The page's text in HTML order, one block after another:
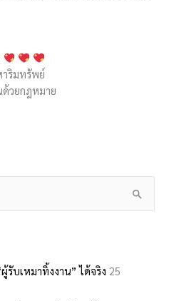
าริมทรัพย์
วยกฎหมาย
บเหมาทิ้งงาน” ได้จริง 25